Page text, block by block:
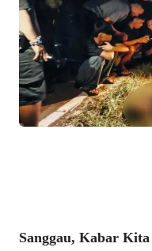
Sanggau, Kabar Kita